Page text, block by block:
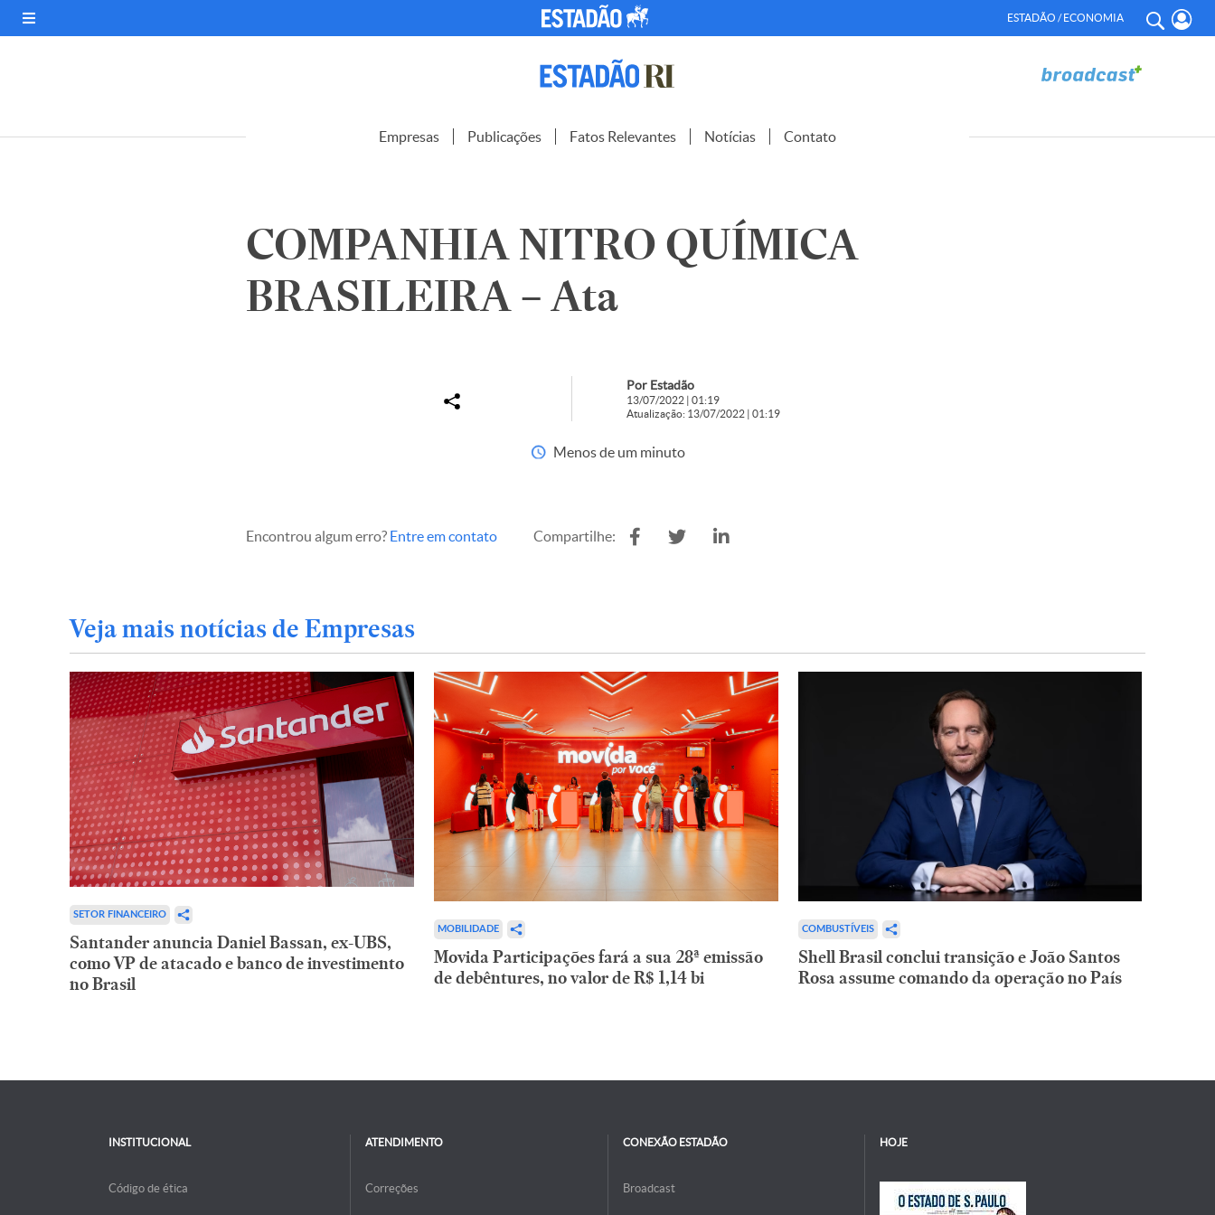
ESTADÃO / ECONOMIA
Empresas Publicações Fatos Relevantes Notícias Contato
COMPANHIA NITRO QUÍMICA
BRASILEIRA – Ata
Por Estadão
13/07/2022 | 01:19
Atualização: 13/07/2022 | 01:19
Menos de um minuto
Encontrou algum erro? Entre em contato Compartilhe:
Veja mais notícias de Empresas
SETOR FINANCEIRO
Santander anuncia Daniel Bassan, ex-UBS,
como VP de atacado e banco de investimento
no Brasil
MOBILIDADE
Movida Participações fará a sua 28ª emissão
de debêntures, no valor de R$ 1,14 bi
COMBUSTÍVEIS
Shell Brasil conclui transição e João Santos
Rosa assume comando da operação no País
INSTITUCIONAL
Código de ética
ATENDIMENTO
Correções
CONEXÃO ESTADÃO
Broadcast
HOJE